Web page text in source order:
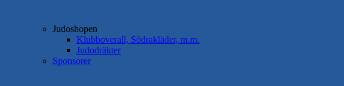
Judoshopen
Klubboverall, Södrakläder, m.m.
Judodräkter
Sponsorer